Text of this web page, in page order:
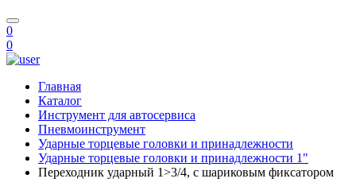
0
0
Главная
Каталог
Инструмент для автосервиса
Пневмоинструмент
Ударные торцевые головки и принадлежности
Ударные торцевые головки и принадлежности 1"
Переходник ударный 1>3/4, с шариковым фиксатором